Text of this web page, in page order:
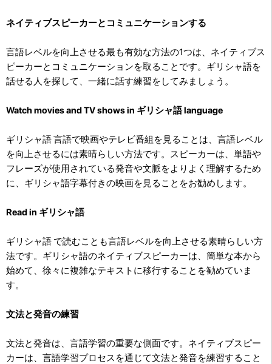
ネイティブスピーカーとコミュニケーションする
言語レベルを向上させる最も有効な方法の1つは、ネイティブス
ピーカーとコミュニケーションを取ることです。ギリシャ語を
話せる人を探して、一緒に話す練習をしてみましょう。
Watch movies and TV shows in ギリシャ語 language
ギリシャ語 言語で映画やテレビ番組を見ることは、言語レベル
を向上させるには素晴らしい方法です。スピーカーは、単語や
フレーズが使用されている発音や文脈をよりよく理解するため
に、ギリシャ語字幕付きの映画を見ることをお勧めします。
Read in ギリシャ語
ギリシャ語 で読むことも言語レベルを向上させる素晴らしい方
法です。ギリシャ語のネイティブスピーカーは、簡単な本から
始めて、徐々に複雑なテキストに移行することを勧めていま
す。
文法と発音の練習
文法と発音は、言語学習の重要な側面です。ネイティブスピー
カーは、言語学習プロセスを通じて文法と発音を練習すること